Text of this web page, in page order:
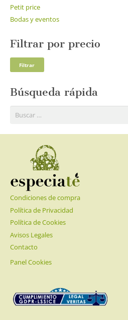
Petit price
Bodas y eventos
Filtrar por precio
Filtrar
Búsqueda rápida
Buscar:
Condiciones de compra
Política de Privacidad
Política de Cookies
Avisos Legales
Contacto
Panel Cookies